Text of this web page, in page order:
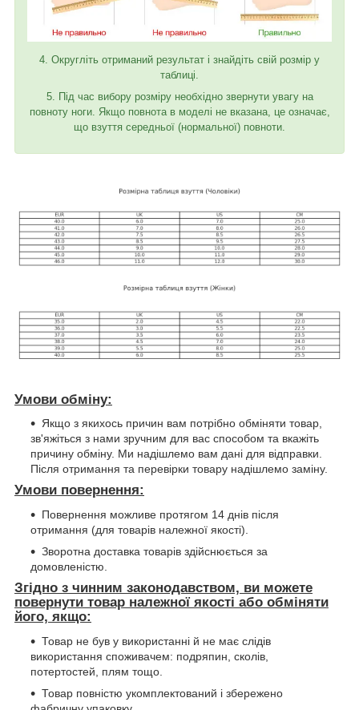
4. Округліть отриманий результат і знайдіть свій розмір у
таблиці.
5. Під час вибору розміру необхідно звернути увагу на
повноту ноги. Якщо повнота в моделі не вказана, це означає,
що взуття середньої (нормальної) повноти.
Умови обміну:
Якщо з якихось причин вам потрібно обміняти товар,
зв'яжіться з нами зручним для вас способом та вкажіть
причину обміну. Ми надішлемо вам дані для відправки.
Після отримання та перевірки товару надішлемо заміну.
Умови повернення:
Повернення можливе протягом 14 днів після
отримання (для товарів належної якості).
Зворотна доставка товарів здійснюється за
домовленістю.
Згідно з чинним законодавством, ви можете
повернути товар належної якості або обміняти
його, якщо:
Товар не був у використанні й не має слідів
використання споживачем: подряпин, сколів,
потертостей, плям тощо.
Товар повністю укомплектований і збережено